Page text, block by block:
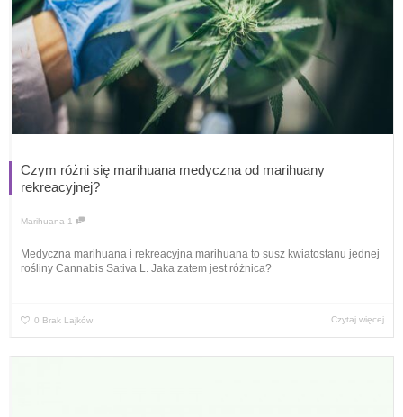
Czym różni się marihuana medyczna od marihuany
rekreacyjnej?
Marihuana 1
Medyczna marihuana i rekreacyjna marihuana to susz kwiatostanu jednej
rośliny Cannabis Sativa L. Jaka zatem jest różnica?
0 Brak Lajków Czytaj więcej